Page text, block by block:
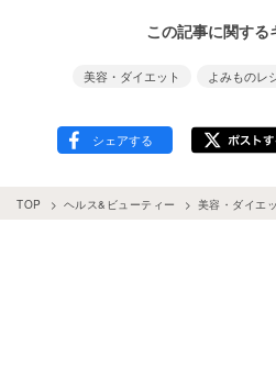
この記事に関する
美容・ダイエット よみものレ
TOP ヘルス&ビューティー 美容・ダイエ